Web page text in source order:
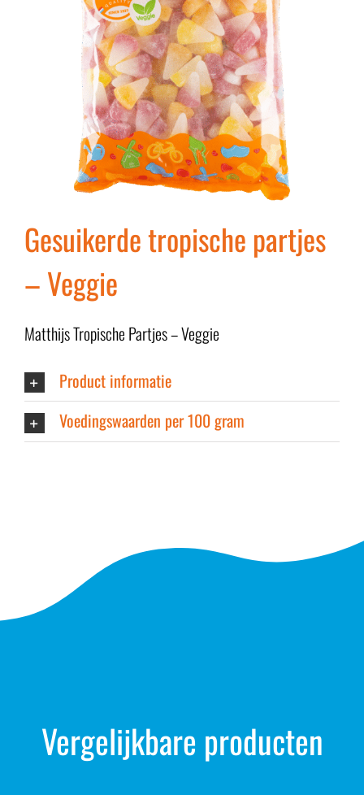
Gesuikerde tropische partjes
– Veggie
Matthijs Tropische Partjes – Veggie
Product informatie
Voedingswaarden per 100 gram
Vergelijkbare producten